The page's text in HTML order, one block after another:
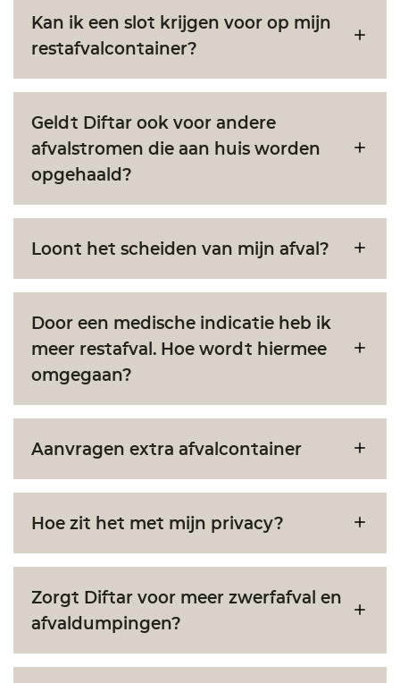
Kan ik een slot krijgen voor op mijn
restafvalcontainer?
Geldt Diftar ook voor andere
afvalstromen die aan huis worden
opgehaald?
Loont het scheiden van mijn afval?
Door een medische indicatie heb ik
meer restafval. Hoe wordt hiermee
omgegaan?
Aanvragen extra afvalcontainer
Hoe zit het met mijn privacy?
Zorgt Diftar voor meer zwerfafval en
afvaldumpingen?